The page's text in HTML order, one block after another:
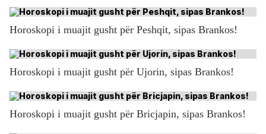
Horoskopi i muajit gusht për Peshqit, sipas Brankos!
Horoskopi i muajit gusht për Ujorin, sipas Brankos!
Horoskopi i muajit gusht për Bricjapin, sipas Brankos!